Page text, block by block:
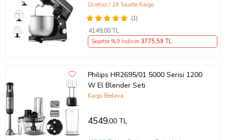
(1)
Ücretsiz / 24 Saatte Kargo
4149,00 TL
Sepette %9 İndirim 3775,59 TL
Philips HR2695/01 5000 Serisi 1200
W El Blender Seti
Kargo Bedava
4549,00 TL